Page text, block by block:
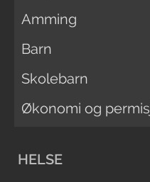
Amming
Barn
Skolebarn
Økonomi og
HELSE